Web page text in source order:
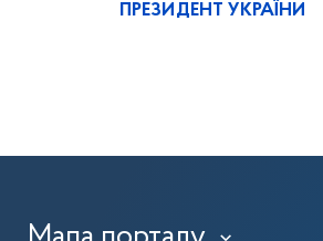
ПРЕЗИДЕНТ УКРАЇНИ
›